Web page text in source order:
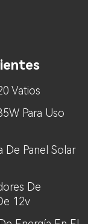
Vatios
Para Uso
De Panel Solar
De
12v